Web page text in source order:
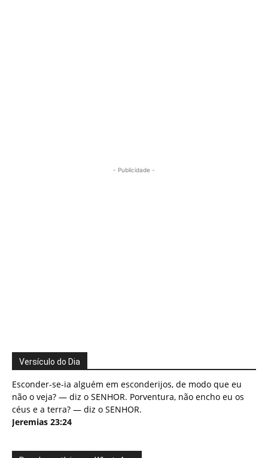
- Publicidade -
Versículo do Dia
Esconder-se-ia alguém em esconderijos, de modo que eu
não o veja? — diz o SENHOR. Porventura, não encho eu os
céus e a terra? — diz o SENHOR.
Jeremias 23:24